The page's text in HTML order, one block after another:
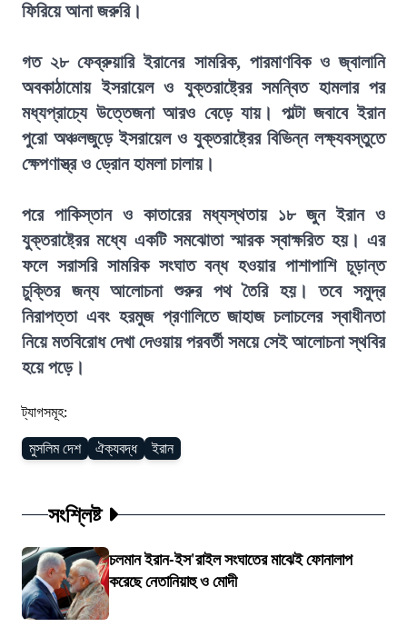
ফিরিয়ে আনা জরুরি।
গত ২৮ ফেব্রুয়ারি ইরানের সামরিক, পারমাণবিক ও জ্বালানি
অবকাঠামোয় ইসরায়েল ও যুক্তরাষ্ট্রের সমন্বিত হামলার পর
মধ্যপ্রাচ্যে উত্তেজনা আরও বেড়ে যায়। পাল্টা জবাবে ইরান
পুরো অঞ্চলজুড়ে ইসরায়েল ও যুক্তরাষ্ট্রের বিভিন্ন লক্ষ্যবস্তুতে
ক্ষেপণাস্ত্র ও ড্রোন হামলা চালায়।
পরে পাকিস্তান ও কাতারের মধ্যস্থতায় ১৮ জুন ইরান ও
যুক্তরাষ্ট্রের মধ্যে একটি সমঝোতা স্মারক স্বাক্ষরিত হয়। এর
ফলে সরাসরি সামরিক সংঘাত বন্ধ হওয়ার পাশাপাশি চূড়ান্ত
চুক্তির জন্য আলোচনা শুরুর পথ তৈরি হয়। তবে সমুদ্র
নিরাপত্তা এবং হরমুজ প্রণালিতে জাহাজ চলাচলের স্বাধীনতা
নিয়ে মতবিরোধ দেখা দেওয়ায় পরবর্তী সময়ে সেই আলোচনা স্থবির
হয়ে পড়ে।
ট্যাগসমূহ:
মুসলিম দেশ ঐক্যবদ্ধ ইরান
সংশ্লিষ্ট
চলমান ইরান-ইস'রাইল সংঘাতের মাঝেই ফোনালাপ
করেছে নেতানিয়াহু ও মোদী